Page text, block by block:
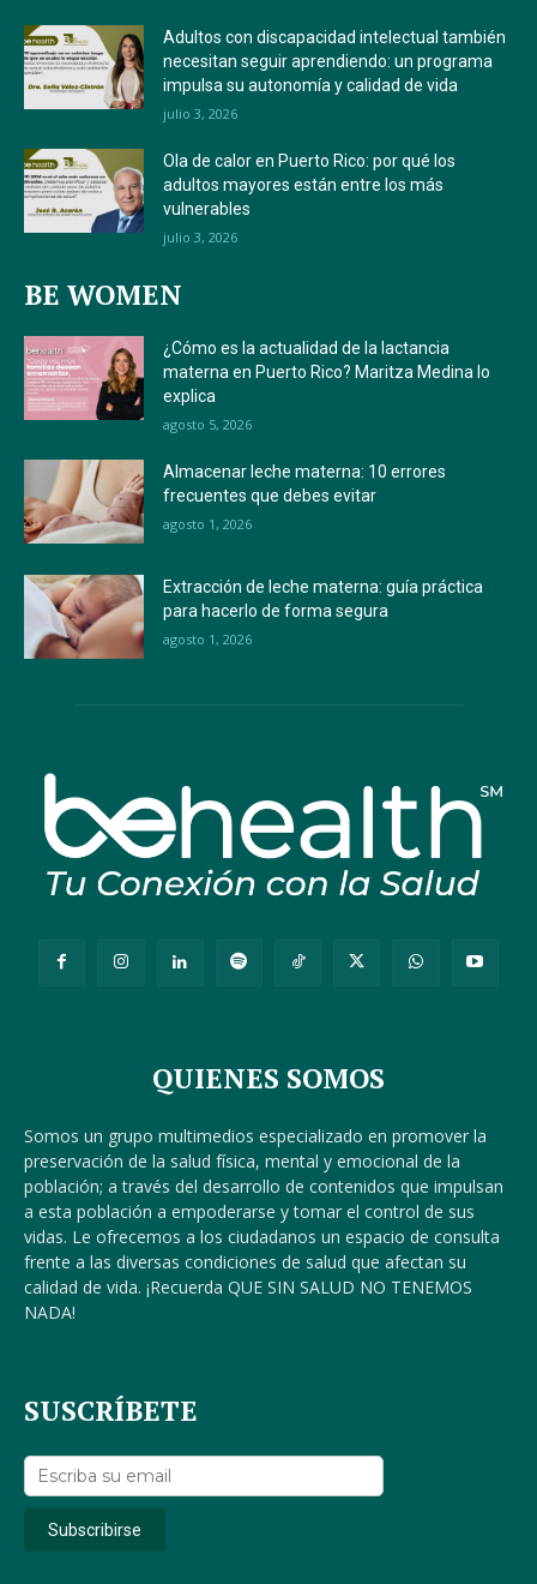
Adultos con discapacidad intelectual también
necesitan seguir aprendiendo: un programa
impulsa su autonomía y calidad de vida
julio 3, 2026
Ola de calor en Puerto Rico: por qué los
adultos mayores están entre los más
vulnerables
julio 3, 2026
BE WOMEN
¿Cómo es la actualidad de la lactancia
materna en Puerto Rico? Maritza Medina lo
explica
agosto 5, 2026
Almacenar leche materna: 10 errores
frecuentes que debes evitar
agosto 1, 2026
Extracción de leche materna: guía práctica
para hacerlo de forma segura
agosto 1, 2026
QUIENES SOMOS
Somos un grupo multimedios especializado en promover la
preservación de la salud física, mental y emocional de la
población; a través del desarrollo de contenidos que impulsan
a esta población a empoderarse y tomar el control de sus
vidas. Le ofrecemos a los ciudadanos un espacio de consulta
frente a las diversas condiciones de salud que afectan su
calidad de vida. ¡Recuerda QUE SIN SALUD NO TENEMOS
NADA!
SUSCRÍBETE